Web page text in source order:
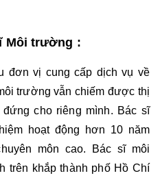
Môi trường :
đơn vị cung cấp dịch vụ về
trường vẫn chiếm được thị
cho riêng mình. Bác sĩ
hoạt động hơn 10 năm
môn cao. Bác sĩ môi
trên khắp thành phố Hồ Chí